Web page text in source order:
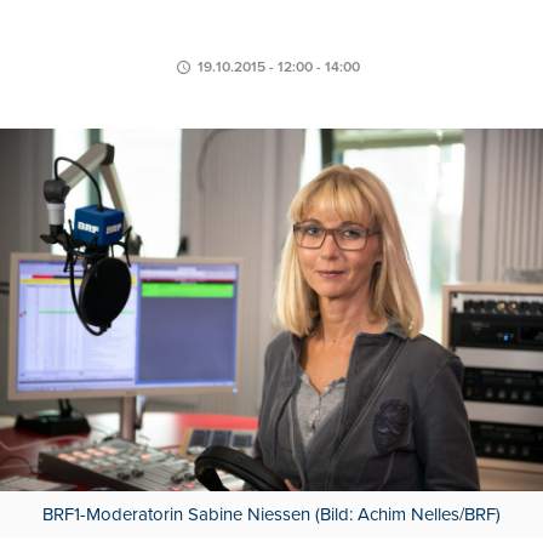
19.10.2015 - 12:00 - 14:00
BRF1-Moderatorin Sabine Niessen (Bild: Achim Nelles/BRF)